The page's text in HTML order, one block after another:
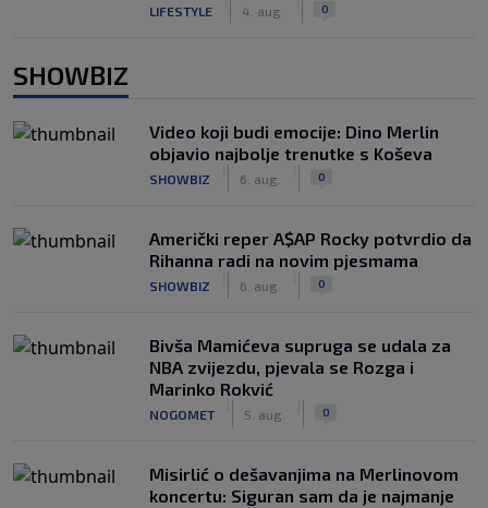
LIFESTYLE 4. aug. 0
SHOWBIZ
Video koji budi emocije: Dino Merlin
objavio najbolje trenutke s Koševa
SHOWBIZ 6. aug. 0
Američki reper A$AP Rocky potvrdio da
Rihanna radi na novim pjesmama
SHOWBIZ 6. aug. 0
Bivša Mamićeva supruga se udala za
NBA zvijezdu, pjevala se Rozga i
Marinko Rokvić
NOGOMET 5. aug. 0
Misirlić o dešavanjima na Merlinovom
koncertu: Siguran sam da je najmanje